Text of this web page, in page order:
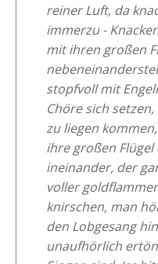
reiner Luft, da
immerzu -
mit ihren großen
stopfvoll mit
Chöre sich
zu liegen
ihre großen
ineinander, der
voller
knirschen, man
den Lobgesang
unaufhörlich